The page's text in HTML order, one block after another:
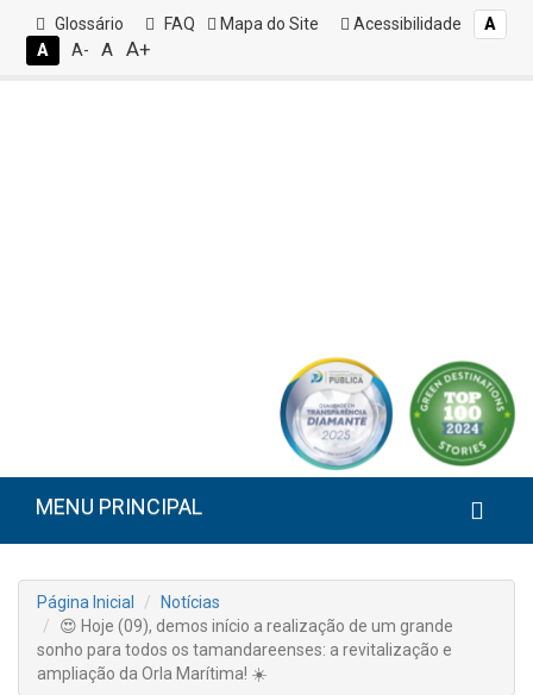
Glossário FAQ Mapa do Site Acessibilidade
A
A
A- A A+
MENU PRINCIPAL
Página Inicial
Notícias
😍 Hoje (09), demos início a realização de um grande
sonho para todos os tamandareenses: a revitalização e
ampliação da Orla Marítima! ☀️